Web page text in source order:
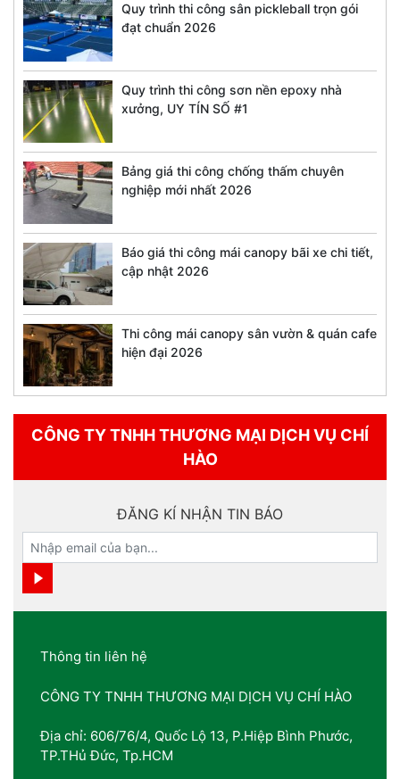
Quy trình thi công sân pickleball trọn gói
đạt chuẩn 2026
Quy trình thi công sơn nền epoxy nhà
xưởng, UY TÍN SỐ #1
Bảng giá thi công chống thấm chuyên
nghiệp mới nhất 2026
Báo giá thi công mái canopy bãi xe chi tiết,
cập nhật 2026
Thi công mái canopy sân vườn & quán cafe
hiện đại 2026
CÔNG TY TNHH THƯƠNG MẠI DỊCH VỤ CHÍ
HÀO
ĐĂNG KÍ NHẬN TIN BÁO
Thông tin liên hệ
CÔNG TY TNHH THƯƠNG MẠI DỊCH VỤ CHÍ HÀO
Địa chỉ: 606/76/4, Quốc Lộ 13, P.Hiệp Bình Phước,
TP.THủ Đức, Tp.HCM